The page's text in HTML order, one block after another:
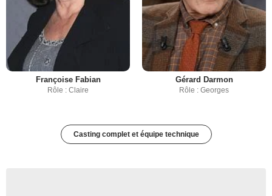
Françoise Fabian
Rôle : Claire
Gérard Darmon
Rôle : Georges
Casting complet et équipe technique